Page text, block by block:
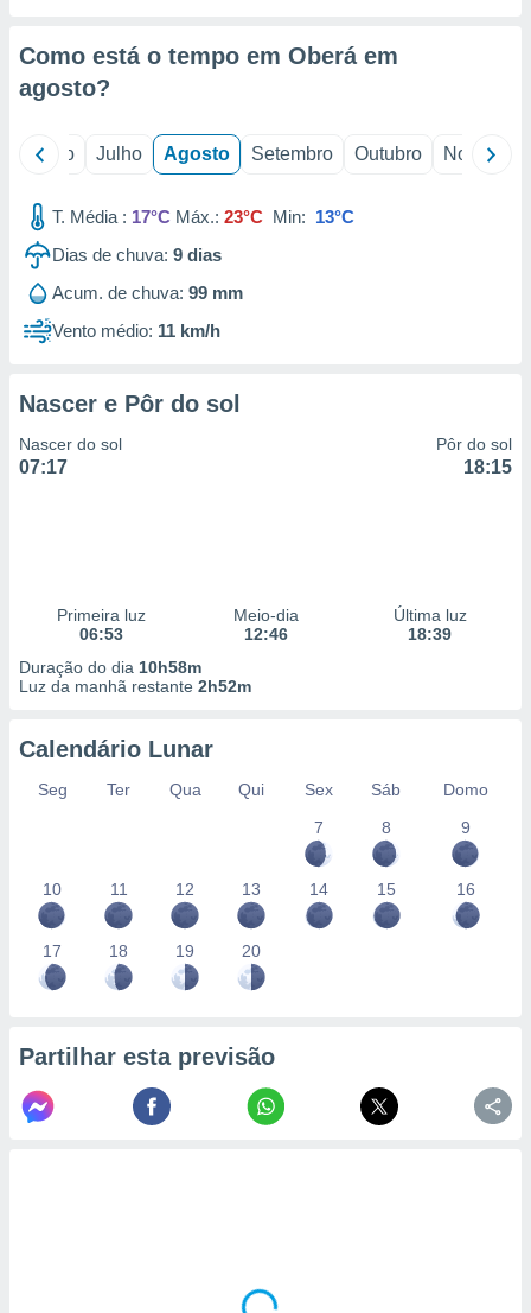
através
estudos
de
Como está o tempo em Oberá em
agosto?
Junho Julho Agosto Setembro Outubro Novembro
T. Média : 17°C Máx.: 23°C Min: 13°C
Dias de chuva: 9 dias
Acum. de chuva: 99 mm
Vento médio: 11 km/h
Nascer e Pôr do sol
Nascer do sol
07:17
Pôr do sol
18:15
Primeira luz
06:53
Meio-dia
12:46
Última luz
18:39
Duração do dia 10h58m
Luz da manhã restante 2h52m
Calendário Lunar
Seg Ter Qua Qui Sex Sáb
Domo
7
8 9
10 11 12 13 14 15 16
17 18 19 20
Partilhar esta previsão